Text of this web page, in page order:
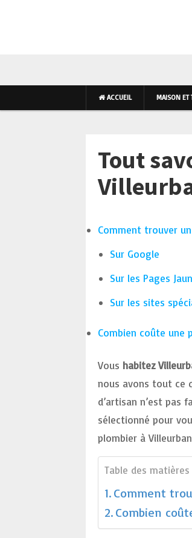
ACCUEIL MAISON ET
Tout
Comment trouver
Sur Google
Sur les Pages
Sur les sites
Combien coûte une
Vous habitez
nous avons tout ce
d’artisan n’est pas
sélectionné pour
plombier à
Table des matières
Comment
Combien